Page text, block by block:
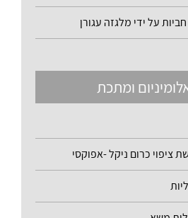
על ידי מלגזה עגורן
ומתכת
ציפוי כרום ניקל -אפוקסי